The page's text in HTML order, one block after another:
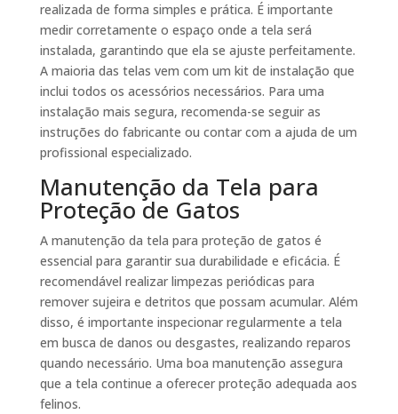
realizada de forma simples e prática. É importante
medir corretamente o espaço onde a tela será
instalada, garantindo que ela se ajuste perfeitamente.
A maioria das telas vem com um kit de instalação que
inclui todos os acessórios necessários. Para uma
instalação mais segura, recomenda-se seguir as
instruções do fabricante ou contar com a ajuda de um
profissional especializado.
Manutenção da Tela para
Proteção de Gatos
A manutenção da tela para proteção de gatos é
essencial para garantir sua durabilidade e eficácia. É
recomendável realizar limpezas periódicas para
remover sujeira e detritos que possam acumular. Além
disso, é importante inspecionar regularmente a tela
em busca de danos ou desgastes, realizando reparos
quando necessário. Uma boa manutenção assegura
que a tela continue a oferecer proteção adequada aos
felinos.